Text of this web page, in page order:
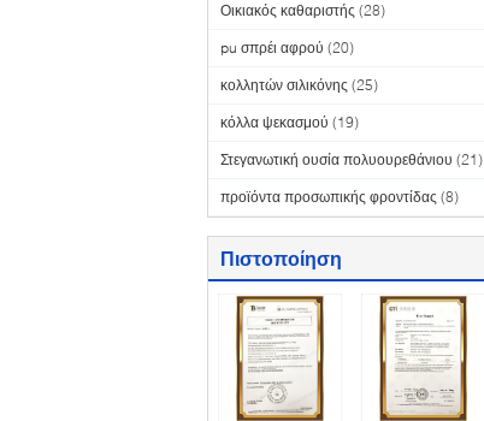
Οικιακός καθαριστής (28)
pu σπρέι αφρού (20)
κολλητών σιλικόνης (25)
κόλλα ψεκασμού (19)
Στεγανωτική ουσία πολυουρεθάνιου (21)
προϊόντα προσωπικής φροντίδας (8)
Πιστοποίηση